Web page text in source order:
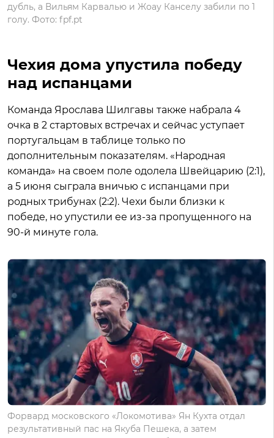
дубль, а Вильям Карвалью и Жоау Канселу забили по 1
голу. Фото: fpf.pt
Чехия дома упустила победу
над испанцами
Команда Ярослава Шилгавы также набрала 4
очка в 2 стартовых встречах и сейчас уступает
португальцам в таблице только по
дополнительным показателям. «Народная
команда» на своем поле одолела Швейцарию (2:1),
а 5 июня сыграла вничью с испанцами при
родных трибунах (2:2). Чехи были близки к
победе, но упустили ее из-за пропущенного на
90-й минуте гола.
Форвард московского «Локомотива» Ян Кухта отдал
результативный пас на Якуба Пешека, а затем